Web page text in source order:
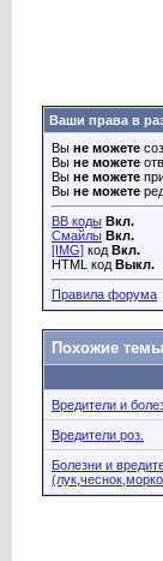
Ваши права в
Вы не можете
Вы не можете
Вы не можете
Вы не можете
BB коды Вкл.
Смайлы Вкл.
[IMG] код Вкл.
HTML код Выкл.
Правила форума
Похожие темы
Вредители и
Вредители роз.
Болезни и